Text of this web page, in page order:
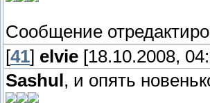
Сообщение
[41] elvie [18.10.2008,
Sashul , и опять